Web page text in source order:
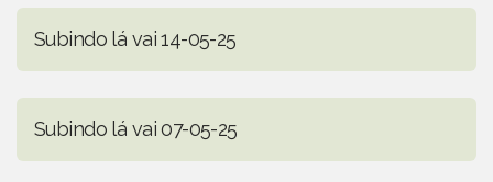
Subindo lá vai 14-05-25
Subindo lá vai 07-05-25